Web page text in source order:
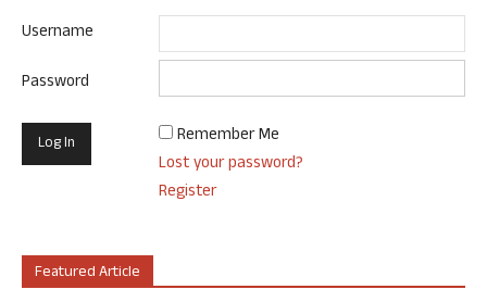
Username
Password
Remember Me
Lost your password?
Register
Featured Article